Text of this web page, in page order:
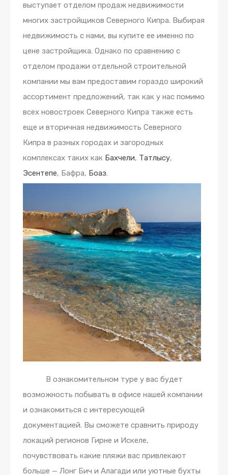
выступает отделом продаж недвижимости
многих застройщиков Северного Кипра. Выбирая
недвижимость с нами, вы купите ее именно по
цене застройщика. Однако по сравнению с
отделом продажи отдельной строительной
компании мы вам предоставим гораздо широкий
ассортимент предложений, так как у нас помимо
всех новостроек Северного Кипра также есть
еще и вторичная недвижимость Северного
Кипра в разных городах и загородных
комплексах таких как Бахчели, Татлысу,
Эсентепе, Бафра, Боаз.
В ознакомительном туре у вас будет
возможность побывать в офисе нашей компании
и ознакомиться с интересующей
документацией. Вы сможете сравнить природу
локаций регионов Гирне и Искеле,
почувствовать какие пляжи вас привлекают
больше — Лонг Бич и Алагади или уютные бухты